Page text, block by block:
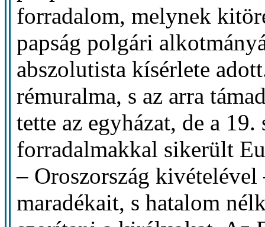
forradalom, melynek
papság polgári
abszolutista kísérlete
rémuralma, s az arra
tette az egyházat, de a
forradalmakkal sikerült
– Oroszország
maradékait, s hatalom